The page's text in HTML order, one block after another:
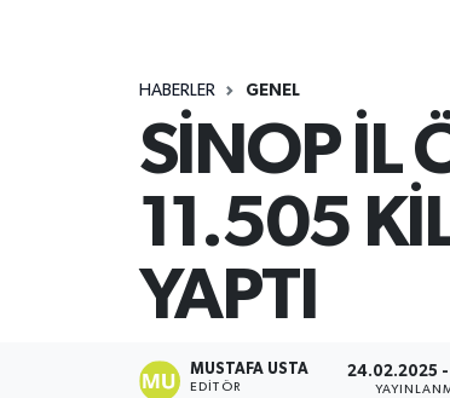
HABERLER GENEL
SİNOP İL
11.505
YAPTI
MUSTAFA USTA
EDITÖR
24.02.2025 -